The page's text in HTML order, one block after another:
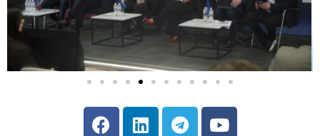
F
L
T
Y